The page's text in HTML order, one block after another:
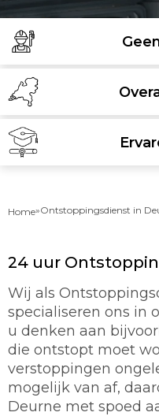
Home»Ontstoppingsdienst in
24 uur
Wij als
specialiseren ons in
u denken aan
die ontstopt moet
verstoppingen
mogelijk van af,
Deurne met spoed